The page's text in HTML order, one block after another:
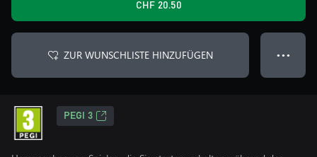
CHF 20.50
ZUR WUNSCHLISTE HINZUFÜGEN ● ● ●
PEGI 3